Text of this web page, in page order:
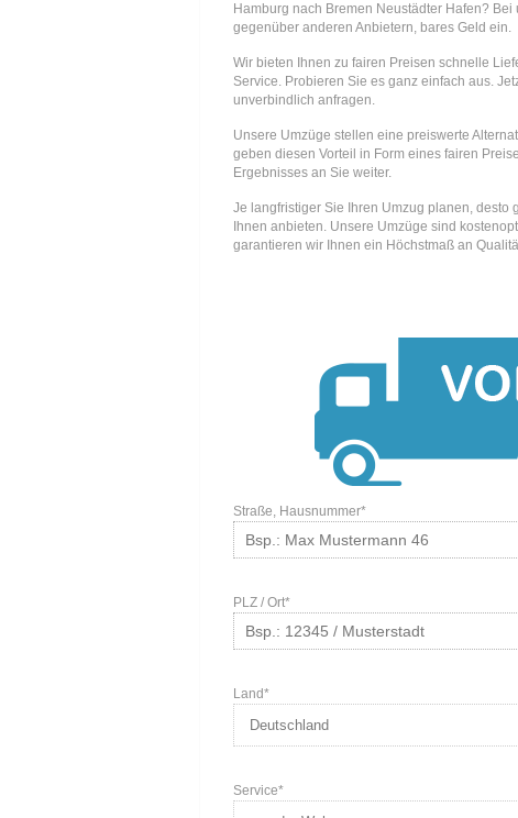
Hamburg nach Bremen Neustädter Hafen?
gegenüber anderen Anbietern, bares Geld ein.
Wir bieten Ihnen zu fairen Preisen schnelle
Service. Probieren Sie es ganz einfach aus.
unverbindlich anfragen.
Unsere Umzüge stellen eine preiswerte
geben diesen Vorteil in Form eines fairen
Ergebnisses an Sie weiter.
Je langfristiger Sie Ihren Umzug planen, desto
Ihnen anbieten. Unsere Umzüge sind
garantieren wir Ihnen ein Höchstmaß an
Straße, Hausnummer*
PLZ / Ort*
Land*
Service*